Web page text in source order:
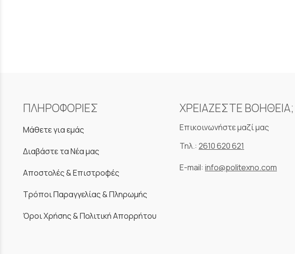
ΠΛΗΡΟΦΟΡΙΕΣ
Μάθετε για εμάς
Διαβάστε τα Νέα μας
Αποστολές & Επιστροφές
Τρόποι Παραγγελίας & Πληρωμής
Όροι Χρήσης & Πολιτική Απορρήτου
ΧΡΕΙΑΖΕΣΤΕ ΒΟΗΘΕΙΑ;
Επικοινωνήστε μαζί μας
Τηλ.: 2610 620 621
E-mail: info@politexno.com